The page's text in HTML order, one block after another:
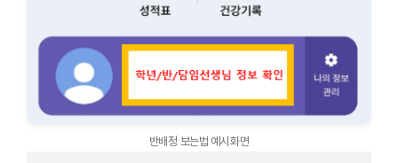
반배정 보는법 예시화면